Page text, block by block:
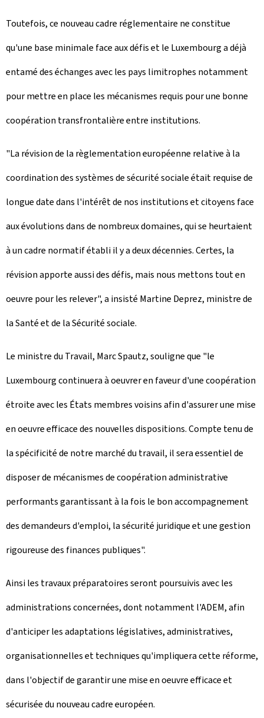
Toutefois, ce nouveau cadre réglementaire ne constitue
qu'une base minimale face aux défis et le Luxembourg a déjà
entamé des échanges avec les pays limitrophes notamment
pour mettre en place les mécanismes requis pour une bonne
coopération transfrontalière entre institutions.
"La révision de la règlementation européenne relative à la
coordination des systèmes de sécurité sociale était requise de
longue date dans l'intérêt de nos institutions et citoyens face
aux évolutions dans de nombreux domaines, qui se heurtaient
à un cadre normatif établi il y a deux décennies. Certes, la
révision apporte aussi des défis, mais nous mettons tout en
oeuvre pour les relever", a insisté Martine Deprez, ministre de
la Santé et de la Sécurité sociale.
Le ministre du Travail, Marc Spautz, souligne que "le
Luxembourg continuera à oeuvrer en faveur d'une coopération
étroite avec les États membres voisins afin d'assurer une mise
en oeuvre efficace des nouvelles dispositions. Compte tenu de
la spécificité de notre marché du travail, il sera essentiel de
disposer de mécanismes de coopération administrative
performants garantissant à la fois le bon accompagnement
des demandeurs d'emploi, la sécurité juridique et une gestion
rigoureuse des finances publiques".
Ainsi les travaux préparatoires seront poursuivis avec les
administrations concernées, dont notamment l'ADEM, afin
d'anticiper les adaptations législatives, administratives,
organisationnelles et techniques qu'impliquera cette réforme,
dans l'objectif de garantir une mise en oeuvre efficace et
sécurisée du nouveau cadre européen.